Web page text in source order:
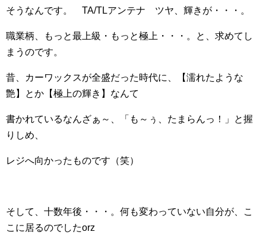
そうなんです。 TA/TLアンテナ ツヤ、輝きが・・・。
職業柄、もっと最上級・もっと極上・・・。と、求めてし
まうのです。
昔、カーワックスが全盛だった時代に、【濡れたような
艶】とか【極上の輝き】なんて
書かれているなんざぁ～、「も～ぅ、たまらんっ！」と握
りしめ、
レジへ向かったものです（笑）
そして、十数年後・・・。何も変わっていない自分が、こ
こに居るのでしたorz